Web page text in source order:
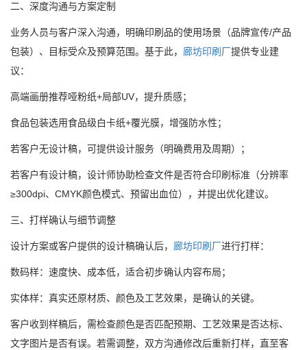
二、深度沟通与方案定制
业务人员与客户深入沟通，明确印刷品的使用场景（品牌宣传/产品
包装）、目标受众及预算范围。基于此， 廊坊印刷厂提供专业建
议：
高端画册推荐哑粉纸+局部UV，提升质感；
食品包装选用食品级白卡纸+覆光膜，增强防水性；
若客户无设计稿，可提供设计服务（明确费用及周期）；
若客户有设计稿，设计师协助检查文件是否符合印刷标准（分辨率
≥300dpi、CMYK颜色模式、预留出血位），并提出优化建议。
三、打样确认与细节调整
设计方案或客户提供的设计稿确认后， 廊坊印刷厂进行打样：
数码样：速度快、成本低，适合初步确认内容布局；
实体样：真实还原材质、颜色及工艺效果，是确认的关键。
客户收到样稿后，需检查颜色是否匹配预期、工艺效果是否达标、
文字图片是否有误。若需调整，双方沟通修改后重新打样，直至客